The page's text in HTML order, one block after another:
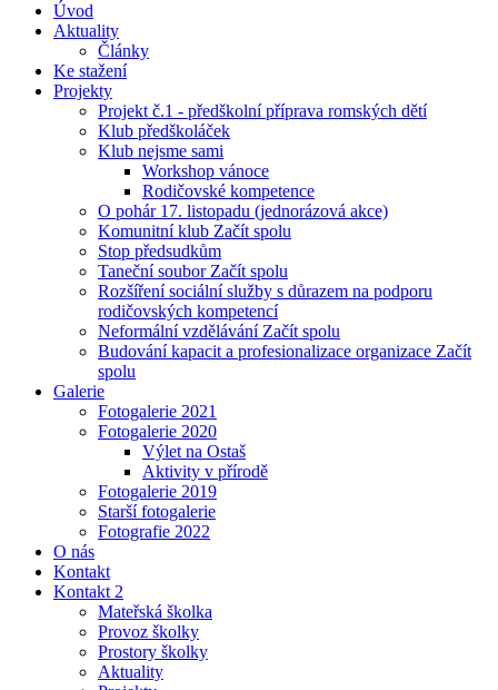
Úvod
Aktuality
Články
Ke stažení
Projekty
Projekt č.1 - předškolní příprava romských dětí
Klub předškoláček
Klub nejsme sami
Workshop vánoce
Rodičovské kompetence
O pohár 17. listopadu (jednorázová akce)
Komunitní klub Začít spolu
Stop předsudkům
Taneční soubor Začít spolu
Rozšíření sociální služby s důrazem na podporu
rodičovských kompetencí
Neformální vzdělávání Začít spolu
Budování kapacit a profesionalizace organizace Začít
spolu
Galerie
Fotogalerie 2021
Fotogalerie 2020
Výlet na Ostaš
Aktivity v přírodě
Fotogalerie 2019
Starší fotogalerie
Fotografie 2022
O nás
Kontakt
Kontakt 2
Mateřská školka
Provoz školky
Prostory školky
Aktuality